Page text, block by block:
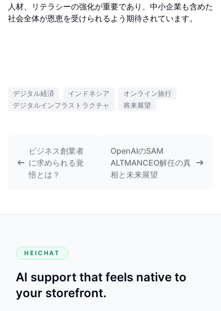
人材、リテラシーの強化が重要であり、中小企業も含めた
社会全体が恩恵を受けられるよう期待されています。
デジタル経済 インドネシア
オンライン旅行
デジタルインフラストラクチャ
将来展望
ビジネス創業者
に求められる覚
悟とは？
OpenAIのSAM
ALTMANCEO解任の真
相と未来展望
HEICHAT
AI support that feels native to
your storefront.